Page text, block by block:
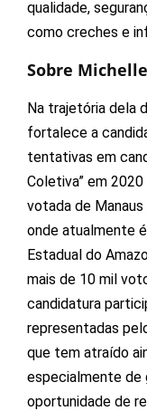
qualidade,
como creches e
Sobre Michelle
Na trajetória dela
fortalece a
tentativas em
Coletiva” em
votada de Manaus
onde atualmente
Estadual do
mais de 10 mil
candidatura
representadas
que tem atraído
especialmente de
oportunidade de